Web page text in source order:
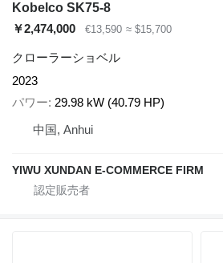
Kobelco SK75-8
￥2,474,000
€13,590 ≈ $15,700
クローラーショベル
2023
パワー 29.98 kW (40.79 HP)
中国, Anhui
YIWU XUNDAN E-COMMERCE FIRM